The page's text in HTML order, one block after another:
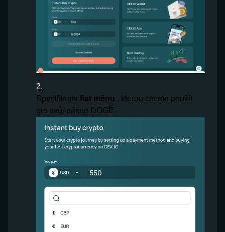
Specifikujte fiat měnu , kterou chcete použít
pro svůj nákup DOGE.